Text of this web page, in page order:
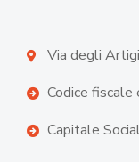
Via degli
Codice
Capitale